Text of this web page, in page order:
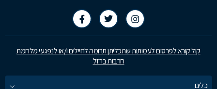
קול קורא לפרסום לעמותות שתכליתן תרומה לחיילים ו/או לנפגעי מלחמת
חרבות ברזל
כלים